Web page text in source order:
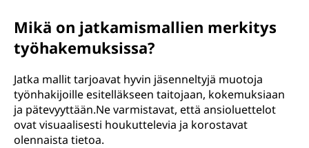
Mikä on jatkamismallien merkitys
työhakemuksissa?
Jatka mallit tarjoavat hyvin jäsenneltyjä muotoja
työnhakijoille esitelläkseen taitojaan, kokemuksiaan
ja pätevyyttään.Ne varmistavat, että ansioluettelot
ovat visuaalisesti houkuttelevia ja korostavat
olennaista tietoa.